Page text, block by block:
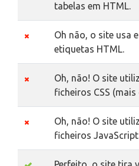
tabelas em HTML.
Oh não, o site usa
etiquetas HTML.
Oh, não! O site
ficheiros CSS (mais
Oh, não! O site
ficheiros